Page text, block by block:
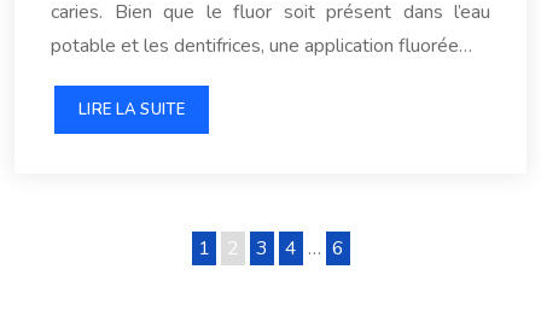
caries. Bien que le fluor soit présent dans l’eau
potable et les dentifrices, une application fluorée…
LIRE LA SUITE
1 2 3 4 … 6